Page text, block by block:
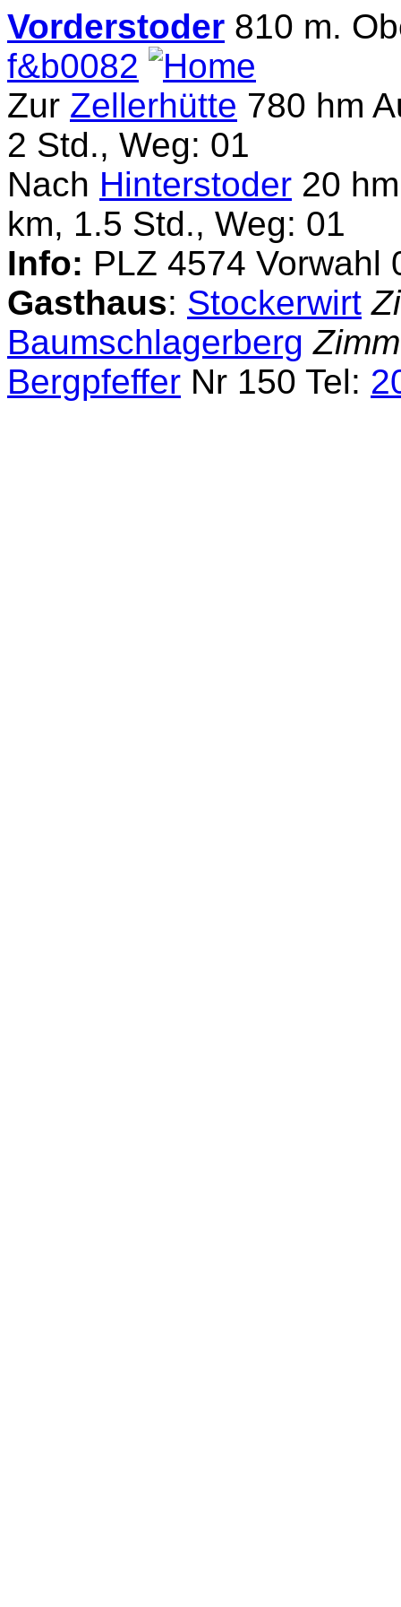
Vorderstoder 810 m.
f&b0082
Zur Zellerhütte 780 hm
2 Std., Weg: 01
Nach Hinterstoder 20
km, 1.5 Std., Weg: 01
Info: PLZ 4574 Vorwahl
Gasthaus: Stockerwirt
Baumschlagerberg
Bergpfeffer Nr 150 Tel: